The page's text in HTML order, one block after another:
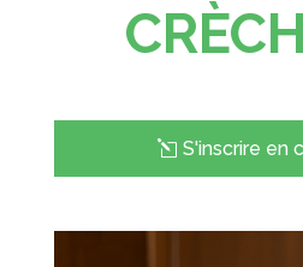
S'inscrire en